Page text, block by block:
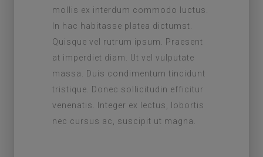
mollis ex interdum commodo luctus.
In hac habitasse platea dictumst.
Quisque vel rutrum ipsum. Praesent
at imperdiet diam. Ut vel vulputate
massa. Duis condimentum tincidunt
tristique. Donec sollicitudin efficitur
venenatis. Integer ex lectus, lobortis
nec cursus ac, suscipit ut magna.